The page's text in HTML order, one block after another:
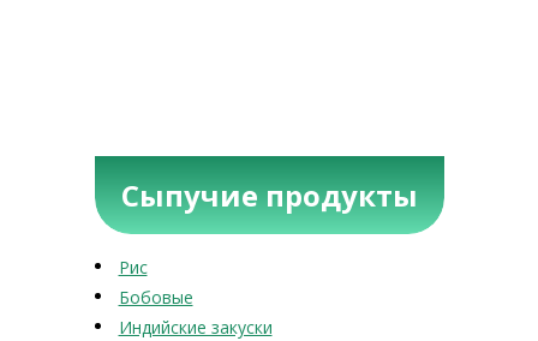
Сыпучие продукты
Рис
Бобовые
Индийские закуски